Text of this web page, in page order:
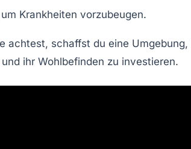
um Krankheiten vorzubeugen.
achtest, schaffst du eine
ihr Wohlbefinden zu investieren.